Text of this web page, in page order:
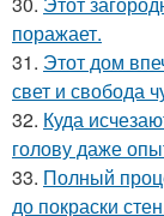
поражает.
31. Этот дом
свет и свобода
32. Куда
голову даже
33. Полный
до покраски